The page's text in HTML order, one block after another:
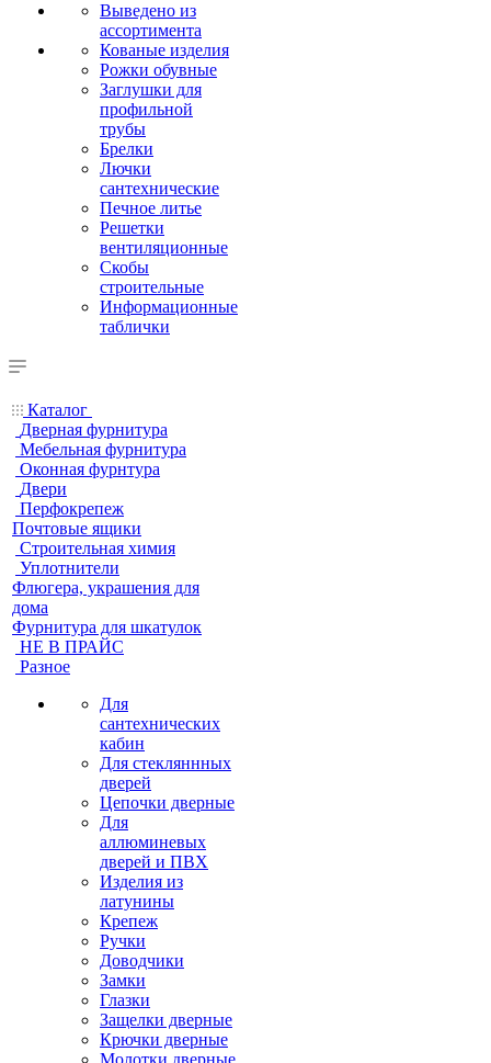
Выведено из
ассортимента
Кованые изделия
Рожки обувные
Заглушки для
профильной
трубы
Брелки
Лючки
сантехнические
Печное литье
Решетки
вентиляционные
Скобы
строительные
Информационные
таблички
Каталог
Дверная фурнитура
Мебельная фурнитура
Оконная фурнтура
Двери
Перфокрепеж
Почтовые ящики
Строительная химия
Уплотнители
Флюгера, украшения для
дома
Фурнитура для шкатулок
НЕ В ПРАЙС
Разное
Для
сантехнических
кабин
Для стекляннных
дверей
Цепочки дверные
Для
аллюминевых
дверей и ПВХ
Изделия из
латунины
Крепеж
Ручки
Доводчики
Замки
Глазки
Защелки дверные
Крючки дверные
Молотки дверные